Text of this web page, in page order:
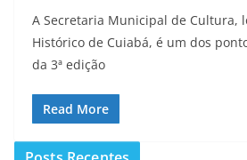
A Secretaria Municipal de Cultura,
Histórico de Cuiabá, é um dos
da 3ª edição
Read More